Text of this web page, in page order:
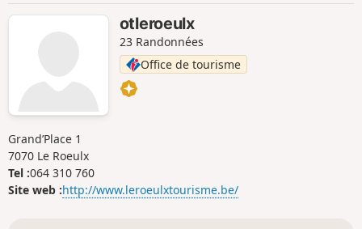
otleroeulx
23 Randonnées
Office de tourisme
Grand’Place 1
7070 Le Roeulx
Tel :064 310 760
Site web :http://www.leroeulxtourisme.be/